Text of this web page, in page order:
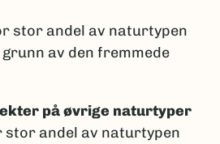
stor andel av naturtypen
av den fremmede
på øvrige naturtyper
stor andel av naturtypen